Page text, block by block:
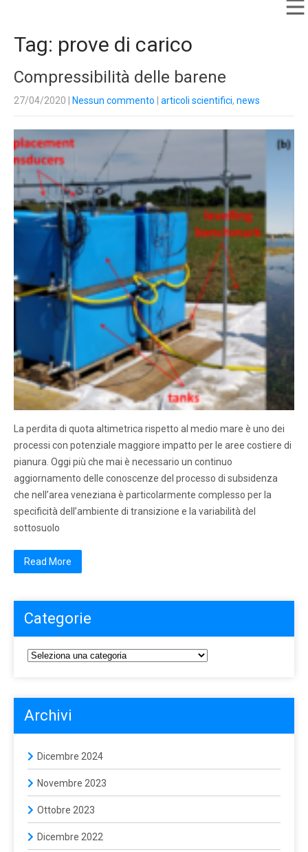
Tag: prove di carico
Compressibilità delle barene
27/04/2020 Nessun commento articoli scientifici, news
La perdita di quota altimetrica rispetto al medio mare è uno dei
processi con potenziale maggiore impatto per le aree costiere di
pianura. Oggi più che mai è necessario un continuo
aggiornamento delle conoscenze del processo di subsidenza
che nell’area veneziana è particolarmente complesso per la
specificità dell’ambiente di transizione e la variabilità del
sottosuolo
Read More
Categorie
Archivi
Dicembre 2024
Novembre 2023
Ottobre 2023
Dicembre 2022